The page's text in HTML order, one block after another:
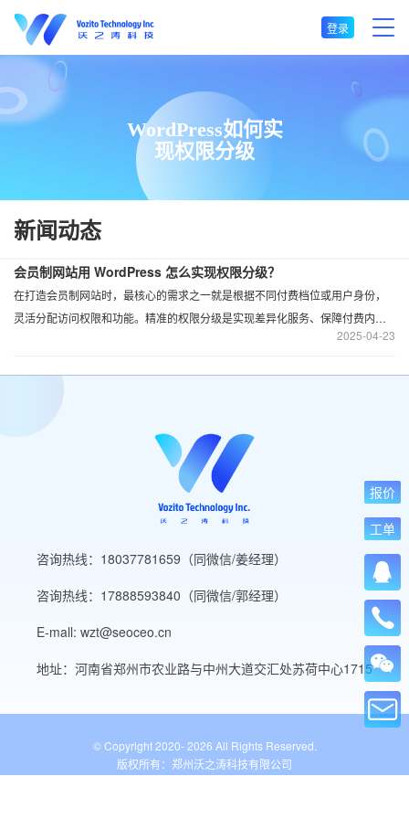
登录
WordPress如何实
现权限分级
新闻动态
04-23
2025
会员制网站用 WordPress 怎么实现权限分级？
在打造会员制网站时，最核心的需求之一就是根据不同付费档位或用户身份，
灵活分配访问权限和功能。精准的权限分级是实现差异化服务、保障付费内容
咨询热线：18037781659（同微信/姜经理）
咨询热线：17888593840（同微信/郭经理）
E-mall: wzt@seoceo.cn
地址：河南省郑州市农业路与中州大道交汇处苏荷中心1715
© Copyright 2020-2026 All Rights Reserved.
版权所有：郑州沃之涛科技有限公司
报价
工单